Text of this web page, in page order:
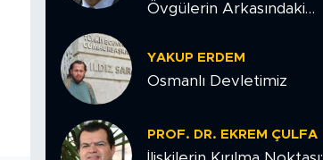
Övgülerin Arkasındaki
YAKUP ERDEM
Osmanlı Devletimiz
PROF. DR. EKREM ÇULFA